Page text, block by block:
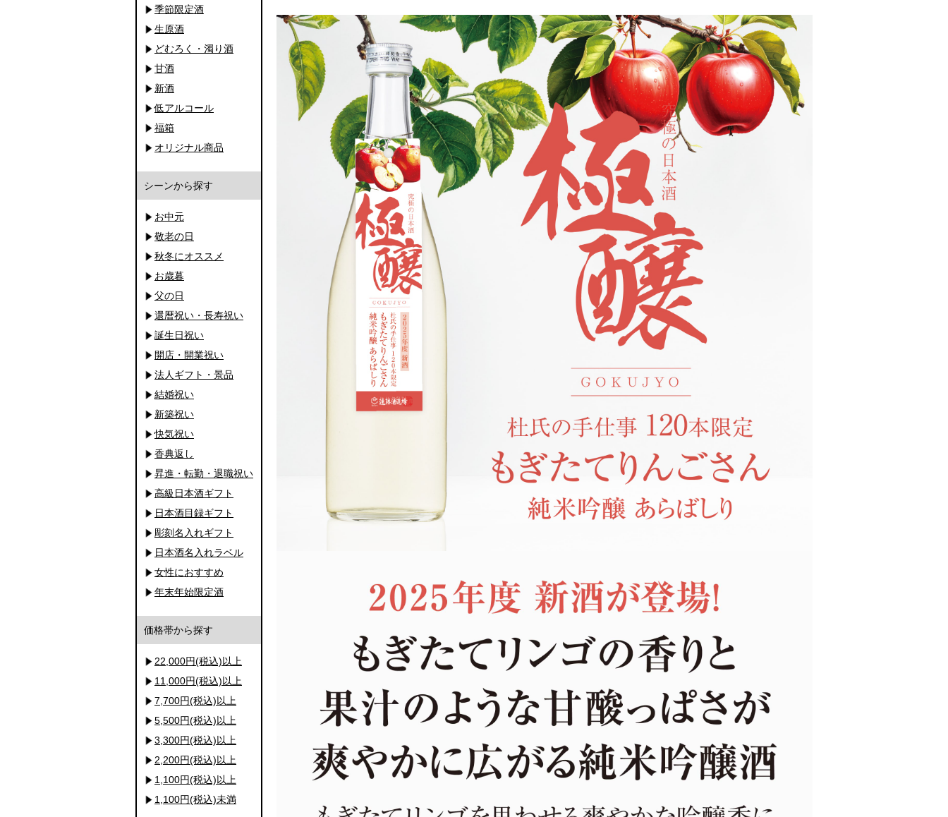
季節限定酒
生原酒
どむろく・濁り酒
甘酒
新酒
低アルコール
福箱
オリジナル商品
シーンから探す
お中元
敬老の日
秋冬にオススメ
お歳暮
父の日
還暦祝い・長寿祝い
誕生日祝い
開店・開業祝い
法人ギフト・景品
結婚祝い
新築祝い
快気祝い
香典返し
昇進・転勤・退職祝い
高級日本酒ギフト
日本酒目録ギフト
彫刻名入れギフト
日本酒名入れラベル
女性におすすめ
年末年始限定酒
価格帯から探す
22,000円(税込)以上
11,000円(税込)以上
7,700円(税込)以上
5,500円(税込)以上
3,300円(税込)以上
2,200円(税込)以上
1,100円(税込)以上
1,100円(税込)未満